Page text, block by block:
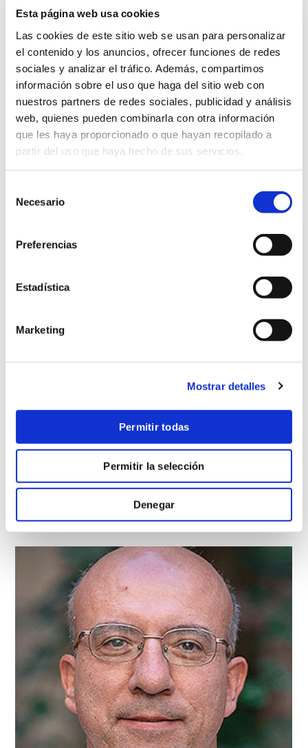
Esta página web usa cookies
Las cookies de este sitio web se usan para personalizar
el contenido y los anuncios, ofrecer funciones de redes
sociales y analizar el tráfico. Además, compartimos
información sobre el uso que haga del sitio web con
nuestros partners de redes sociales, publicidad y análisis
web, quienes pueden combinarla con otra información
que les haya proporcionado o que hayan recopilado a
partir del uso que haya hecho de sus servicios.
Necesario
Preferencias
Estadística
Marketing
Mostrar detalles
Permitir todas
Permitir la selección
Denegar